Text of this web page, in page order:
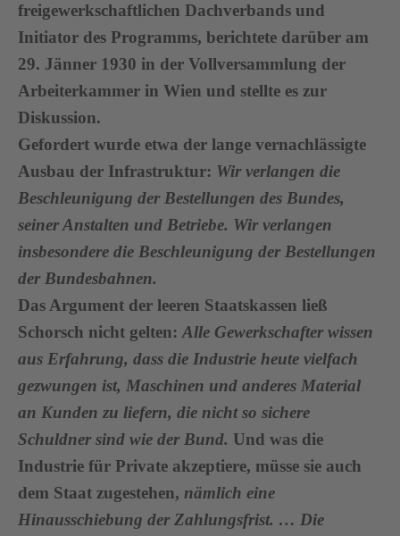
freigewerkschaftlichen Dachverbands und
Initiator des Programms, berichtete darüber am
29. Jänner 1930 in der Vollversammlung der
Arbeiterkammer in Wien und stellte es zur
Diskussion.
Gefordert wurde etwa der lange vernachlässigte
Ausbau der Infrastruktur: Wir verlangen die
Beschleunigung der Bestellungen des Bundes,
seiner Anstalten und Betriebe. Wir verlangen
insbesondere die Beschleunigung der Bestellungen
der Bundesbahnen.
Das Argument der leeren Staatskassen ließ
Schorsch nicht gelten: Alle Gewerkschafter wissen
aus Erfahrung, dass die Industrie heute vielfach
gezwungen ist, Maschinen und anderes Material
an Kunden zu liefern, die nicht so sichere
Schuldner sind wie der Bund. Und was die
Industrie für Private akzeptiere, müsse sie auch
dem Staat zugestehen, nämlich eine
Hinausschiebung der Zahlungsfrist. … Die